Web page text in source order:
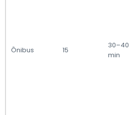
Ônibus 15
30–40
min